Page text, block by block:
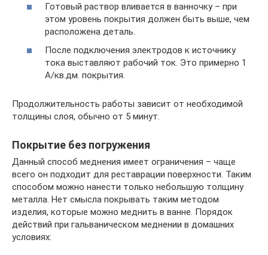
Готовый раствор вливается в ванночку – при
этом уровень покрытия должен быть выше, чем
расположена деталь.
После подключения электродов к источнику
тока выставляют рабочий ток. Это примерно 1
А/кв.дм. покрытия.
Продолжительность работы зависит от необходимой
толщины слоя, обычно от 5 минут.
Покрытие без погружения
Данный способ меднения имеет ограничения – чаще
всего он подходит для реставрации поверхности. Таким
способом можно нанести только небольшую толщину
металла. Нет смысла покрывать таким методом
изделия, которые можно меднить в ванне. Порядок
действий при гальваническом меднении в домашних
условиях: